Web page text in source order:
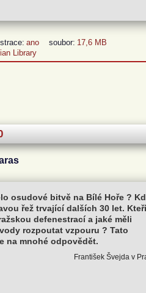
ano soubor: 17,6 MB
Library
osudové bitvě na Bílé Hoře ?
řež trvající dalších 30 let. Kteří
defenestrací a jaké měli
rozpoutat vzpouru ? Tato
na mnohé odpovědět.
František Švejda v